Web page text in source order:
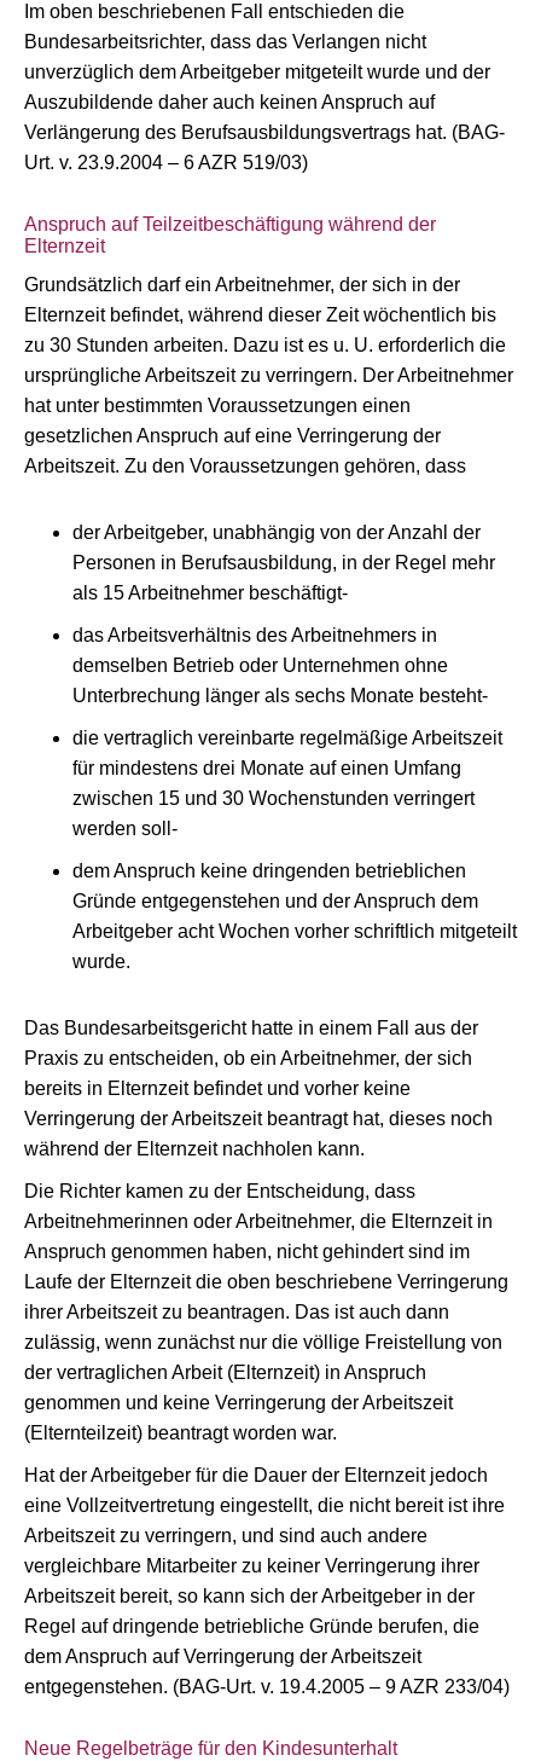
Im oben beschriebenen Fall entschieden die
Bundesarbeitsrichter, dass das Verlangen nicht
unverzüglich dem Arbeitgeber mitgeteilt wurde und der
Auszubildende daher auch keinen Anspruch auf
Verlängerung des Berufsausbildungsvertrags hat. (BAG-
Urt. v. 23.9.2004 – 6 AZR 519/03)
Anspruch auf Teilzeitbeschäftigung während der
Elternzeit
Grundsätzlich darf ein Arbeitnehmer, der sich in der
Elternzeit befindet, während dieser Zeit wöchentlich bis
zu 30 Stunden arbeiten. Dazu ist es u. U. erforderlich die
ursprüngliche Arbeitszeit zu verringern. Der Arbeitnehmer
hat unter bestimmten Voraussetzungen einen
gesetzlichen Anspruch auf eine Verringerung der
Arbeitszeit. Zu den Voraussetzungen gehören, dass
der Arbeitgeber, unabhängig von der Anzahl der
Personen in Berufsausbildung, in der Regel mehr
als 15 Arbeitnehmer beschäftigt-
das Arbeitsverhältnis des Arbeitnehmers in
demselben Betrieb oder Unternehmen ohne
Unterbrechung länger als sechs Monate besteht-
die vertraglich vereinbarte regelmäßige Arbeitszeit
für mindestens drei Monate auf einen Umfang
zwischen 15 und 30 Wochenstunden verringert
werden soll-
dem Anspruch keine dringenden betrieblichen
Gründe entgegenstehen und der Anspruch dem
Arbeitgeber acht Wochen vorher schriftlich mitgeteilt
wurde.
Das Bundesarbeitsgericht hatte in einem Fall aus der
Praxis zu entscheiden, ob ein Arbeitnehmer, der sich
bereits in Elternzeit befindet und vorher keine
Verringerung der Arbeitszeit beantragt hat, dieses noch
während der Elternzeit nachholen kann.
Die Richter kamen zu der Entscheidung, dass
Arbeitnehmerinnen oder Arbeitnehmer, die Elternzeit in
Anspruch genommen haben, nicht gehindert sind im
Laufe der Elternzeit die oben beschriebene Verringerung
ihrer Arbeitszeit zu beantragen. Das ist auch dann
zulässig, wenn zunächst nur die völlige Freistellung von
der vertraglichen Arbeit (Elternzeit) in Anspruch
genommen und keine Verringerung der Arbeitszeit
(Elternteilzeit) beantragt worden war.
Hat der Arbeitgeber für die Dauer der Elternzeit jedoch
eine Vollzeitvertretung eingestellt, die nicht bereit ist ihre
Arbeitszeit zu verringern, und sind auch andere
vergleichbare Mitarbeiter zu keiner Verringerung ihrer
Arbeitszeit bereit, so kann sich der Arbeitgeber in der
Regel auf dringende betriebliche Gründe berufen, die
dem Anspruch auf Verringerung der Arbeitszeit
entgegenstehen. (BAG-Urt. v. 19.4.2005 – 9 AZR 233/04)
Neue Regelbeträge für den Kindesunterhalt